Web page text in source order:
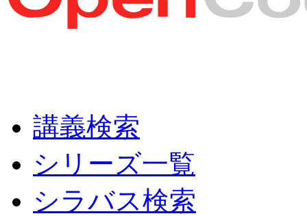
講義検索
シリーズ一覧
シラバス検索